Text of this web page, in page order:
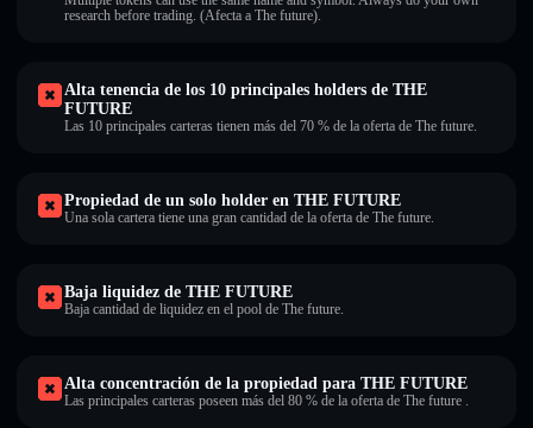
research before trading. (Afecta a The future).
Alta tenencia de los 10 principales holders de THE
FUTURE
Las 10 principales carteras tienen más del 70 % de la oferta de The future.
Propiedad de un solo holder en THE FUTURE
Una sola cartera tiene una gran cantidad de la oferta de The future.
Baja liquidez de THE FUTURE
Baja cantidad de liquidez en el pool de The future.
Alta concentración de la propiedad para THE FUTURE
Las principales carteras poseen más del 80 % de la oferta de The future .